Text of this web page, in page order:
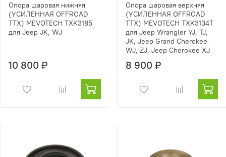
Опора шаровая нижняя
(УСИЛЕННАЯ OFFROAD
TTX) MEVOTECH TXK3185
для Jeep JK, WJ
10 800 ₽
Опора шаровая верхняя
(УСИЛЕННАЯ OFFROAD
TTX) MEVOTECH TXK3134T
для Jeep Wrangler YJ, TJ,
JK, Jeep Grand Cherokee
WJ, ZJ, Jeep Cherokee XJ
8 900 ₽